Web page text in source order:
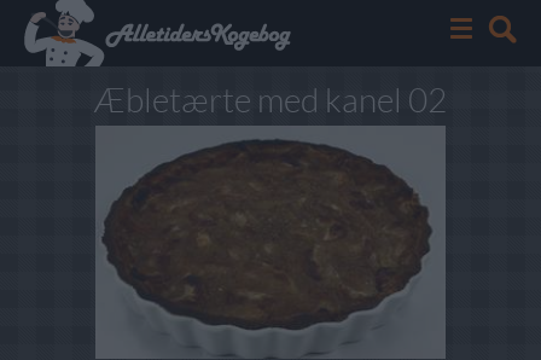
Æbletærte med kanel 02